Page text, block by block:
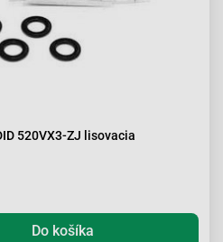
520VX3-ZJ lisovacia
Do košíka